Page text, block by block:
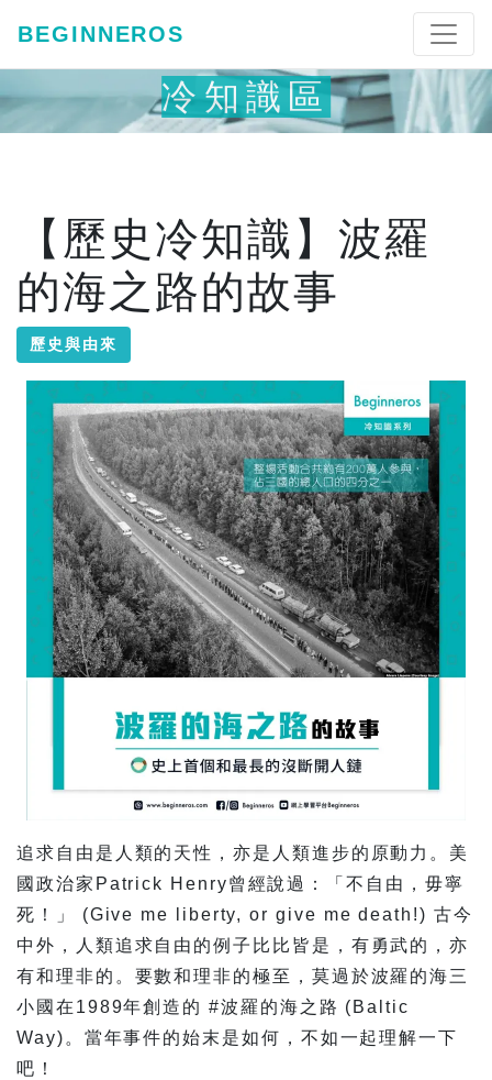
BEGINNEROS
冷知識區
【歷史冷知識】波羅
的海之路的故事
歷史與由來
追求自由是人類的天性，亦是人類進步的原動力。美
國政治家Patrick Henry曾經說過：「不自由，毋寧
死！」 (Give me liberty, or give me death!) 古今
中外，人類追求自由的例子比比皆是，有勇武的，亦
有和理非的。要數和理非的極至，莫過於波羅的海三
小國在1989年創造的 #波羅的海之路 (Baltic
Way)。當年事件的始末是如何，不如一起理解一下
吧！